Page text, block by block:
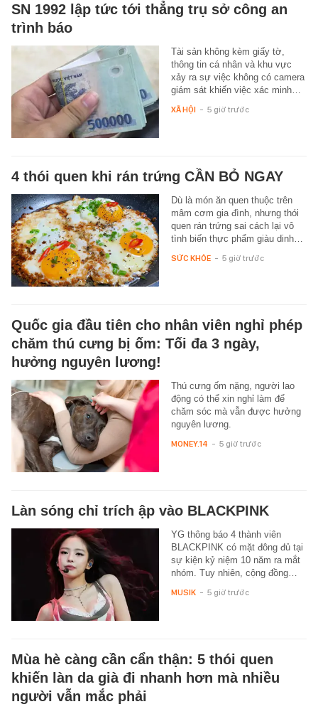
SN 1992 lập tức tới thẳng trụ sở công an
trình báo
Tài sản không kèm giấy tờ,
thông tin cá nhân và khu vực
xảy ra sự việc không có camera
giám sát khiến việc xác minh…
XÃ HỘI - 5 giờ trước
4 thói quen khi rán trứng CẦN BỎ NGAY
Dù là món ăn quen thuộc trên
mâm cơm gia đình, nhưng thói
quen rán trứng sai cách lại vô
tình biến thực phẩm giàu dinh…
SỨC KHỎE - 5 giờ trước
Quốc gia đầu tiên cho nhân viên nghỉ phép
chăm thú cưng bị ốm: Tối đa 3 ngày,
hưởng nguyên lương!
Thú cưng ốm nặng, người lao
động có thể xin nghỉ làm để
chăm sóc mà vẫn được hưởng
nguyên lương.
MONEY.14 - 5 giờ trước
Làn sóng chỉ trích ập vào BLACKPINK
YG thông báo 4 thành viên
BLACKPINK có mặt đông đủ tại
sự kiện kỷ niệm 10 năm ra mắt
nhóm. Tuy nhiên, cộng đồng…
MUSIK - 5 giờ trước
Mùa hè càng cần cẩn thận: 5 thói quen
khiến làn da già đi nhanh hơn mà nhiều
người vẫn mắc phải